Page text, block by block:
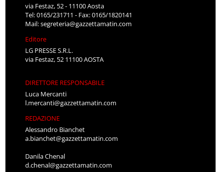
via Festaz, 52 - 11100 Aosta
Tel: 0165/231711 - Fax: 0165/1820141
Mail:segreteria@gazzettamatin.com
Editore
LG PRESSE S.R.L.
via Festaz, 52 11100 AOSTA
DIRETTORE RESPONSABILE
Luca Mercanti
l.mercanti@gazzettamatin.com
REDAZIONE
Alessandro Bianchet
a.bianchet@gazzettamatin.com
Danila Chenal
d.chenal@gazzettamatin.com